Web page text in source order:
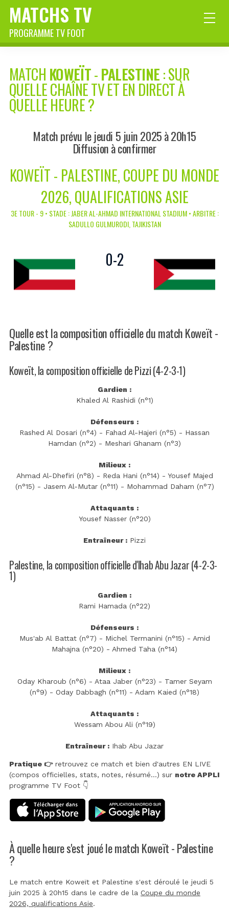
MATCHS TV
PROGRAMME TV FOOT
MATCH KOWEÏT-PALESTINE: SUR
QUELLE CHAÎNE TV ET EN DIRECT À
QUELLE HEURE ?
Match prévu le jeudi 5 juin 2025 à 20h15
Diffusion à confirmer
KOWEÏT - PALESTINE, COUPE DU MONDE
2026, QUALIFICATIONS ASIE
3E TOUR - 9 • STADE : JABER AL-AHMAD INTERNATIONAL STADIUM • ARBITRE :
SADULLO GULMURODI, TAJIKISTAN
0-2
Quelle est la composition officielle du match Koweït -
Palestine ?
Koweït, la composition officielle de Pizzi (4-2-3-1)
Gardien :
Khaled Al Rashidi (n°1)
Défenseurs :
Rashed Al Dosari (n°4) - Fahad Al-Hajeri (n°5) - Hassan
Hamdan (n°2) - Meshari Ghanam (n°3)
Milieux :
Ahmad Al-Dhefiri (n°8) - Reda Hani (n°14) - Yousef Majed
(n°15) - Jasem Al-Mutar (n°11) - Mohammad Daham (n°7)
Attaquants :
Yousef Nasser (n°20)
Entraîneur : Pizzi
Palestine, la composition officielle d'Ihab Abu Jazar (4-2-3-
1)
Gardien :
Rami Hamada (n°22)
Défenseurs :
Mus'ab Al Battat (n°7) - Michel Termanini (n°15) - Amid
Mahajna (n°20) - Ahmed Taha (n°14)
Milieux :
Oday Kharoub (n°6) - Ataa Jaber (n°23) - Tamer Seyam
(n°9) - Oday Dabbagh (n°11) - Adam Kaied (n°18)
Attaquants :
Wessam Abou Ali (n°19)
Entraîneur : Ihab Abu Jazar
Pratique 👉retrouvez ce match et bien d'autres EN LIVE
(compos officielles, stats, notes, résumé...) sur notre APPLI
programme TV Foot 👇
À quelle heure s'est joué le match Koweït - Palestine
?
Le match entre Koweït et Palestine s'est déroulé le jeudi 5
juin 2025 à 20h15 dans le cadre de la Coupe du monde
2026, qualifications Asie.